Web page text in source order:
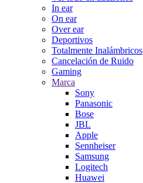
In ear
On ear
Over ear
Deportivos
Totalmente Inalámbricos
Cancelación de Ruido
Gaming
Marca
Sony
Panasonic
Bose
JBL
Apple
Sennheiser
Samsung
Logitech
Huawei